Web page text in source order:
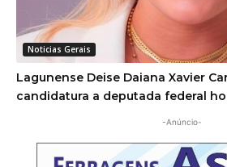
Noticias Gerais
Lagunense Deise Daiana Xavier
candidatura a deputada federal
-Anúncio-